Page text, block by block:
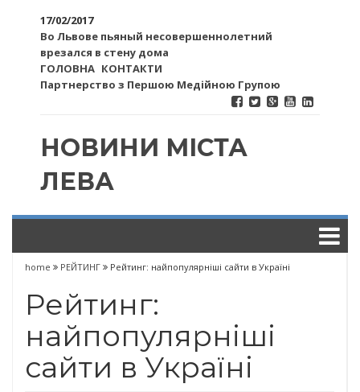
17/02/2017
Во Львове пьяный несовершеннолетний
врезался в стену дома
ГОЛОВНА КОНТАКТИ
Партнерство з Першою Медійною Групою
НОВИНИ МІСТА
ЛЕВА
home РЕЙТИНГ Рейтинг: найпопулярніші сайти в Україні
Рейтинг:
найпопулярніші
сайти в Україні